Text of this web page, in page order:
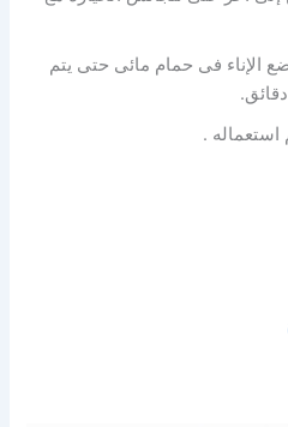
الإناء فى حمام مائى حتى يتم
استعماله .